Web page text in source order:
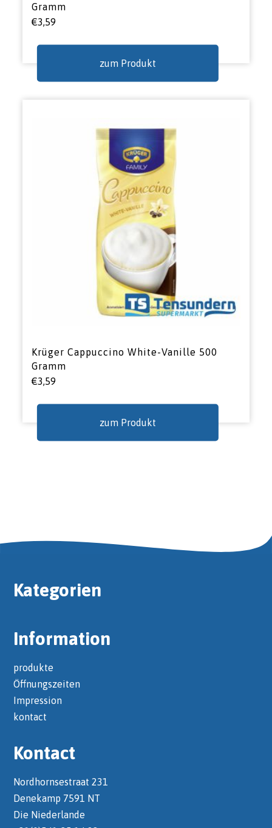
Gramm
€3,59
zum Produkt
Krüger Cappuccino White-Vanille 500
Gramm
€3,59
zum Produkt
Kategorien
Information
produkte
Öffnungszeiten
Impression
kontact
Kontact
Nordhornsestraat 231
Denekamp 7591 NT
Die Niederlande